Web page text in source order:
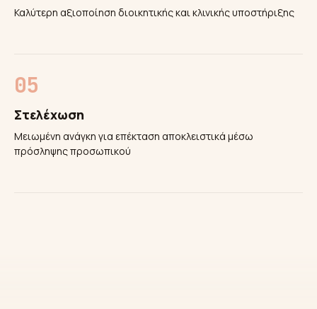
Καλύτερη αξιοποίηση διοικητικής και κλινικής υποστήριξης
Στελέχωση
Μειωμένη ανάγκη για επέκταση αποκλειστικά μέσω
πρόσληψης προσωπικού